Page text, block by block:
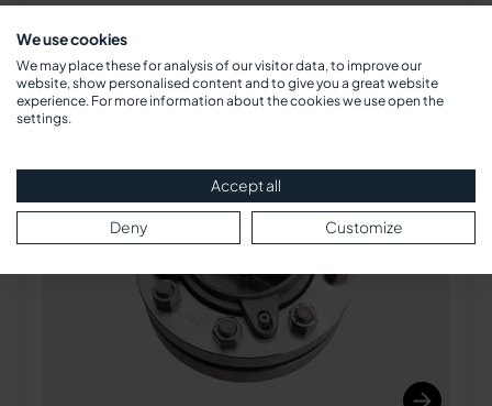
chemische Einflüsse
We use cookies
We may place these for analysis of our visitor data, to improve our
website, show personalised content and to give you a great website
experience. For more information about the cookies we use open the
settings.
Accept all
Deny Customize